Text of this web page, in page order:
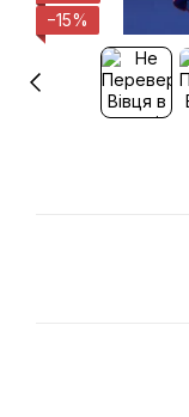
−15%